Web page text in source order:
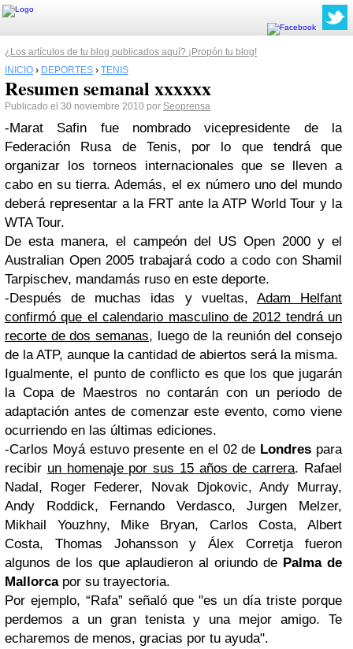
¿Los artículos de tu blog publicados aquí? ¡Propón tu blog!
INICIO › DEPORTES › TENIS
Resumen semanal xxxxxx
Publicado el 30 noviembre 2010 por Seoprensa
-Marat Safin fue nombrado vicepresidente de la
Federación Rusa de Tenis, por lo que tendrá que
organizar los torneos internacionales que se lleven a
cabo en su tierra. Además, el ex número uno del mundo
deberá representar a la FRT ante la ATP World Tour y la
WTA Tour.
De esta manera, el campeón del US Open 2000 y el
Australian Open 2005 trabajará codo a codo con Shamil
Tarpischev, mandamás ruso en este deporte.
-Después de muchas idas y vueltas, Adam Helfant
confirmó que el calendario masculino de 2012 tendrá un
recorte de dos semanas, luego de la reunión del consejo
de la ATP, aunque la cantidad de abiertos será la misma.
Igualmente, el punto de conflicto es que los que jugarán
la Copa de Maestros no contarán con un periodo de
adaptación antes de comenzar este evento, como viene
ocurriendo en las últimas ediciones.
-Carlos Moyá estuvo presente en el 02 de Londres para
recibir un homenaje por sus 15 años de carrera. Rafael
Nadal, Roger Federer, Novak Djokovic, Andy Murray,
Andy Roddick, Fernando Verdasco, Jurgen Melzer,
Mikhail Youzhny, Mike Bryan, Carlos Costa, Albert
Costa, Thomas Johansson y Álex Corretja fueron
algunos de los que aplaudieron al oriundo de Palma de
Mallorcapor su trayectoria.
Por ejemplo, “Rafa” señaló que "es un día triste porque
perdemos a un gran tenista y una mejor amigo. Te
echaremos de menos, gracias por tu ayuda".